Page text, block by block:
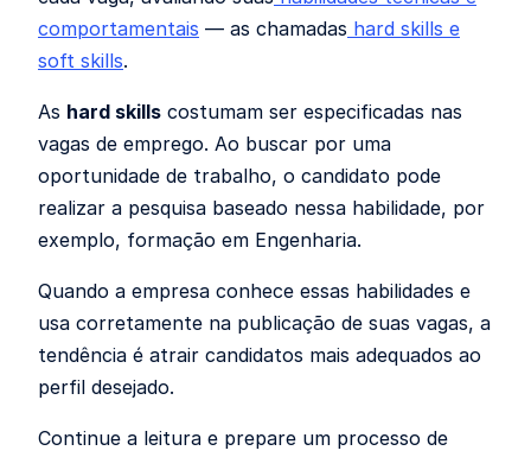
comportamentais — as chamadas hard skills e
soft skills.
As hard skills costumam ser especificadas nas
vagas de emprego. Ao buscar por uma
oportunidade de trabalho, o candidato pode
realizar a pesquisa baseado nessa habilidade, por
exemplo, formação em Engenharia.
Quando a empresa conhece essas habilidades e
usa corretamente na publicação de suas vagas, a
tendência é atrair candidatos mais adequados ao
perfil desejado.
Continue a leitura e prepare um processo de